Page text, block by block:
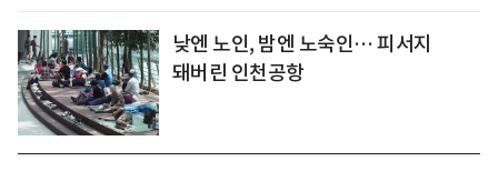
낮엔 노인, 밤엔 노숙인… 피서지
돼버린 인천공항